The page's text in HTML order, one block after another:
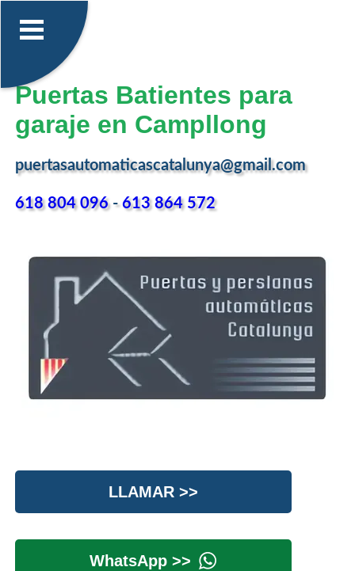
Puertas Batientes para
garaje en Campllong
puertasautomaticascatalunya@gmail.com
618 804 096-613 864 572
LLAMAR >>
WhatsApp >>